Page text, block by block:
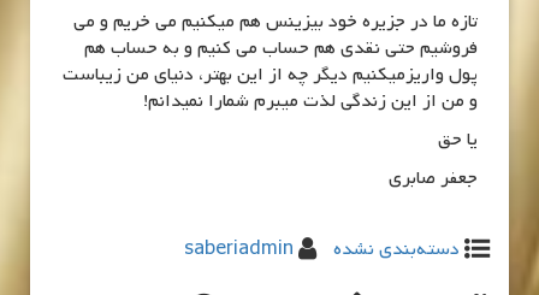
تازه ما در جزیره خود بیزینس هم میکنیم می خریم و می
فروشیم حتی نقدی هم حساب می کنیم و به حساب هم
پول واریزمیکنیم دیگر چه از این بهتر، دنیای من زیباست
و من از این زندگی لذت میبرم شمارا نمیدانم!
یا حق
جعفر صابری
دسته‌بندی نشده
saberiadmin